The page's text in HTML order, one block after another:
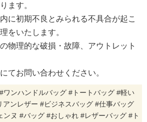
ます。
に初期不良とみられる不具合が起こ
をいたします。
物理的な破損・故障、アウトレット
てお問い合わせください。
ワンハンドルバッグ #トートバッグ #軽い
アンレザー #ビジネスバッグ #仕事バッグ
ンヌ #バッグ #おしゃれ #レザーバッグ #ト